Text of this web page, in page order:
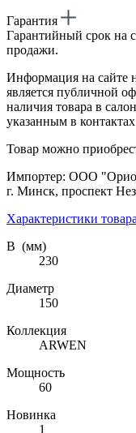
Гарантия
Гарантийный срок на
продажи.
Информация на сайте
является публичной
наличия товара в
указанным в
Товар можно
Импортер: ООО
г. Минск, проспект
Характеристики товара
В (мм)
230
Диаметр
150
Коллекция
ARWEN
Мощность
60
Новинка
1